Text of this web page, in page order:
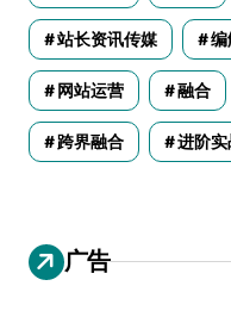
站长资讯传媒 编
网站运营 融合
跨界融合 进阶实
广告